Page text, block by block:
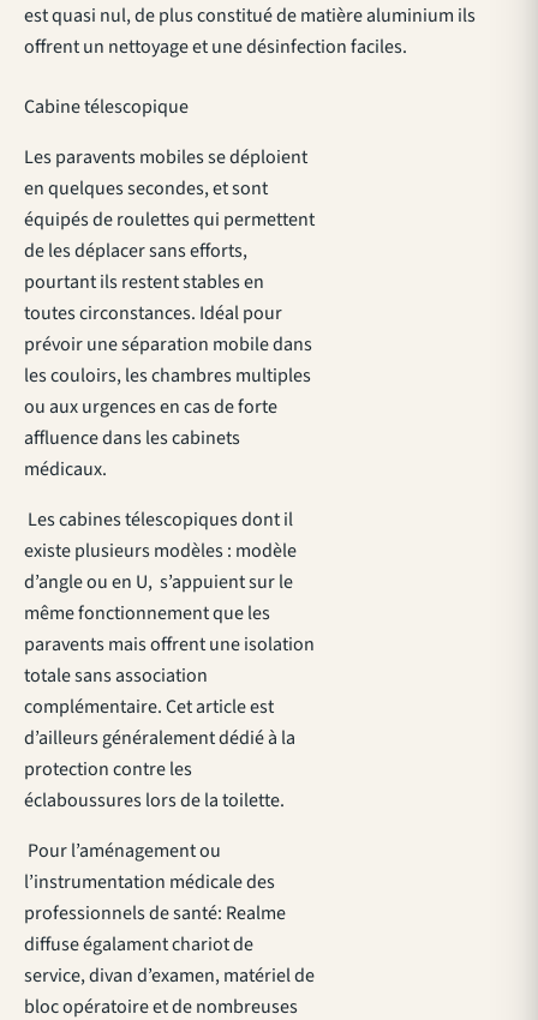
est quasi nul, de plus constitué de matière aluminium ils
offrent un nettoyage et une désinfection faciles.
Cabine télescopique
Les paravents mobiles se déploient
en quelques secondes, et sont
équipés de roulettes qui permettent
de les déplacer sans efforts,
pourtant ils restent stables en
toutes circonstances. Idéal pour
prévoir une séparation mobile dans
les couloirs, les chambres multiples
ou aux urgences en cas de forte
affluence dans les cabinets
médicaux.
Les cabines télescopiques dont il
existe plusieurs modèles : modèle
d’angle ou en U, s’appuient sur le
même fonctionnement que les
paravents mais offrent une isolation
totale sans association
complémentaire. Cet article est
d’ailleurs généralement dédié à la
protection contre les
éclaboussures lors de la toilette.
Pour l’aménagement ou
l’instrumentation médicale des
professionnels de santé: Realme
diffuse égalament chariot de
service, divan d’examen, matériel de
bloc opératoire et de nombreuses